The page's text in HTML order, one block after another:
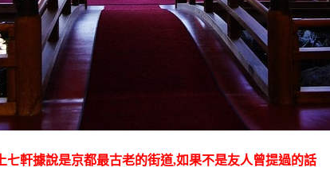
上七軒據說是京都最古老的街道,如果不是友人曾提過的話